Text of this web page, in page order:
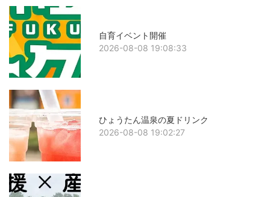
自育イベント開催
2026-08-08 19:08:33
ひょうたん温泉の夏ドリンク
2026-08-08 19:02:27